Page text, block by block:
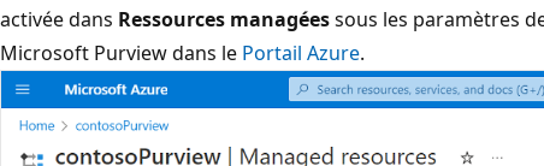
activée dans Ressources managéessous les paramètres
Microsoft Purview dans le Portail Azure.